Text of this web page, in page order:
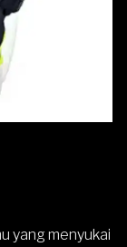
yang menyukai